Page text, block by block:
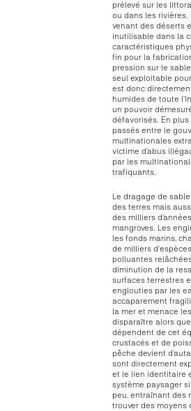
prélevé sur les
ou dans les
venant des déserts
inutilisable dans la
caractéristiques
fin pour la
pression sur le
seul exploitable
est donc
humides de toute
un pouvoir
défavorisés. En
passés entre le
multinationales
victime d’abus
par les
trafiquants.
Le dragage de
des terres mais
des milliers
mangroves. Les
les fonds marins,
de milliers
polluantes
diminution de la
surfaces terrestres
englouties par les
accaparement
la mer et menace
disparaître alors
dépendent de cet
crustacés et de
pêche devient
sont directement
et le lien identitaire
système paysager
peu, entraînant des
trouver des moyens